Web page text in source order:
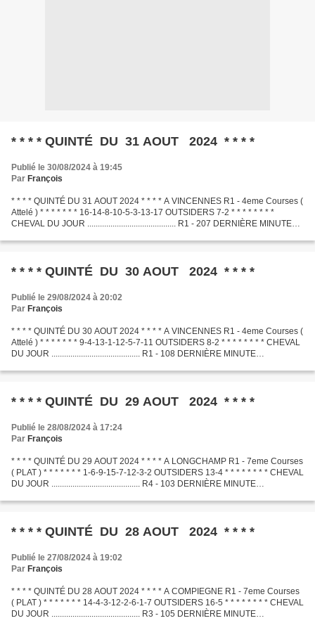
* * * * QUINTÉ DU 31 AOUT 2024 * * * *
Publié le 30/08/2024 à 19:45
Par François
* * * * QUINTÉ DU 31 AOUT 2024 * * * * A VINCENNES R1 - 4eme Courses (
Attelé ) * * * * * * * 16-14-8-10-5-3-13-17 OUTSIDERS 7-2 * * * * * * * *
CHEVAL DU JOUR .......................................... R1 - 207 DERNIÈRE MINUTE
* * * * QUINTÉ DU 30 AOUT 2024 * * * *
Publié le 29/08/2024 à 20:02
Par François
* * * * QUINTÉ DU 30 AOUT 2024 * * * * A VINCENNES R1 - 4eme Courses (
Attelé ) * * * * * * * 9-4-13-1-12-5-7-11 OUTSIDERS 8-2 * * * * * * * * CHEVAL
DU JOUR .......................................... R1 - 108 DERNIÈRE MINUTE
* * * * QUINTÉ DU 29 AOUT 2024 * * * *
Publié le 28/08/2024 à 17:24
Par François
* * * * QUINTÉ DU 29 AOUT 2024 * * * * A LONGCHAMP R1 - 7eme Courses
( PLAT ) * * * * * * * 1-6-9-15-7-12-3-2 OUTSIDERS 13-4 * * * * * * * * CHEVAL
DU JOUR .......................................... R4 - 103 DERNIÈRE MINUTE
* * * * QUINTÉ DU 28 AOUT 2024 * * * *
Publié le 27/08/2024 à 19:02
Par François
* * * * QUINTÉ DU 28 AOUT 2024 * * * * A COMPIEGNE R1 - 7eme Courses
( PLAT ) * * * * * * * 14-4-3-12-2-6-1-7 OUTSIDERS 16-5 * * * * * * * * CHEVAL
DU JOUR .......................................... R3 - 105 DERNIÈRE MINUTE